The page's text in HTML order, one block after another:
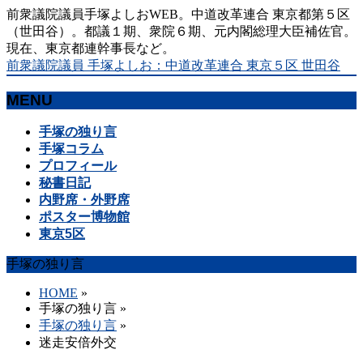
前衆議院議員手塚よしおWEB。中道改革連合 東京都第５区
（世田谷）。都議１期、衆院６期、元内閣総理大臣補佐官。
現在、東京都連幹事長など。
前衆議院議員 手塚よしお：中道改革連合 東京５区 世田谷
MENU
手塚の独り言
手塚コラム
プロフィール
秘書日記
内野席・外野席
ポスター博物館
東京5区
手塚の独り言
HOME »
手塚の独り言 »
手塚の独り言 »
迷走安倍外交